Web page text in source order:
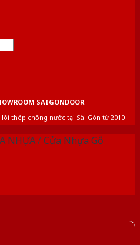
SAIGONDOOR
thép chống nước tại Sài Gòn từ 2010
NHỰA/Cửa Nhựa Gỗ